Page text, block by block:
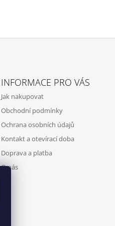
INFORMACE PRO VÁS
Jak nakupovat
Obchodní podmínky
Ochrana osobních údajů
Kontakt a otevírací doba
Doprava a platba
O nás